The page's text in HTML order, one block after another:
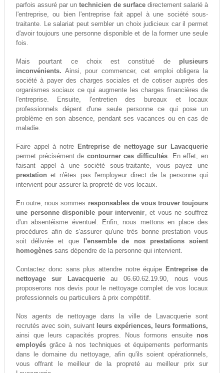
parfois assuré par untechnicien de surfacedirectement salarié à
l'entreprise, ou bien l'entreprise fait appel à une société sous-
traitante. Le salariat peut sembler un choix judicieux car il permet
d'avoir toujours une personne disponible et de la former une seule
fois.
Mais pourtant ce choix est constitué de plusieurs
inconvénients. Ainsi, pour commencer, cet emploi obligera la
société à payer des charges sociales et de cotiser auprès des
organismes sociaux ce qui augmente les charges financières de
l'entreprise. Ensuite, l'entretien des bureaux et locaux
professionnels dépent d'une seule personne ce qui pose un
problème en son absence, pendant ses vacances ou en cas de
maladie.
Faire appel à notre Entreprise de nettoyage sur Lavacquerie
permet précisément de contourner ces difficultés. En effet, en
faisant appel à une société sous-traitante, vous payez une
prestation et n'êtes pas l'employeur direct de la personne qui
intervient pour assurer la propreté de vos locaux.
En outre, nous sommes responsables de vous trouver toujours
une personne disponible pour intervenir, et vous ne souffrez
d'un absentéisme éventuel. Enfin, nous mettons en place des
procédures afin de s'assurer qu'une très bonne prestation vous
soit délivrée et que
l'ensemble de nos prestations soient
homogènessans dépendre de la personne qui intervient.
Contactez donc sans plus attendre notre équipe Entreprise de
nettoyage sur Lavacquerieau 06.60.62.19.90, nous vous
proposerons nos devis pour le nettoyage complet de vos locaux
professionnels ou particuliers à prix compétitif.
Nos agents de nettoyage dans la ville de Lavacquerie sont
recrutés avec soin, suivant leurs expériences, leurs formations,
ainsi que leurs capacités propres. Nous formons ensuite nos
employésgrâce à nos techniques et équipements performants
dans le domaine du nettoyage, afin qu'ils soient opérationnels,
vous offrant le meilleur de la propreté au meilleur prix sur